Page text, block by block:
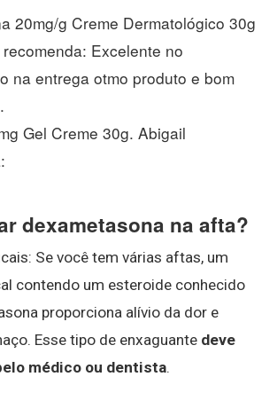
20mg/g Creme Dermatológico 30g
Excelente no
na entrega otmo produto e bom
Gel Creme 30g. Abigail
dexametasona na afta?
Se você tem várias aftas, um
contendo um esteroide conhecido
proporciona alívio da dor e
Esse tipo de enxaguante deve
médico ou dentista.